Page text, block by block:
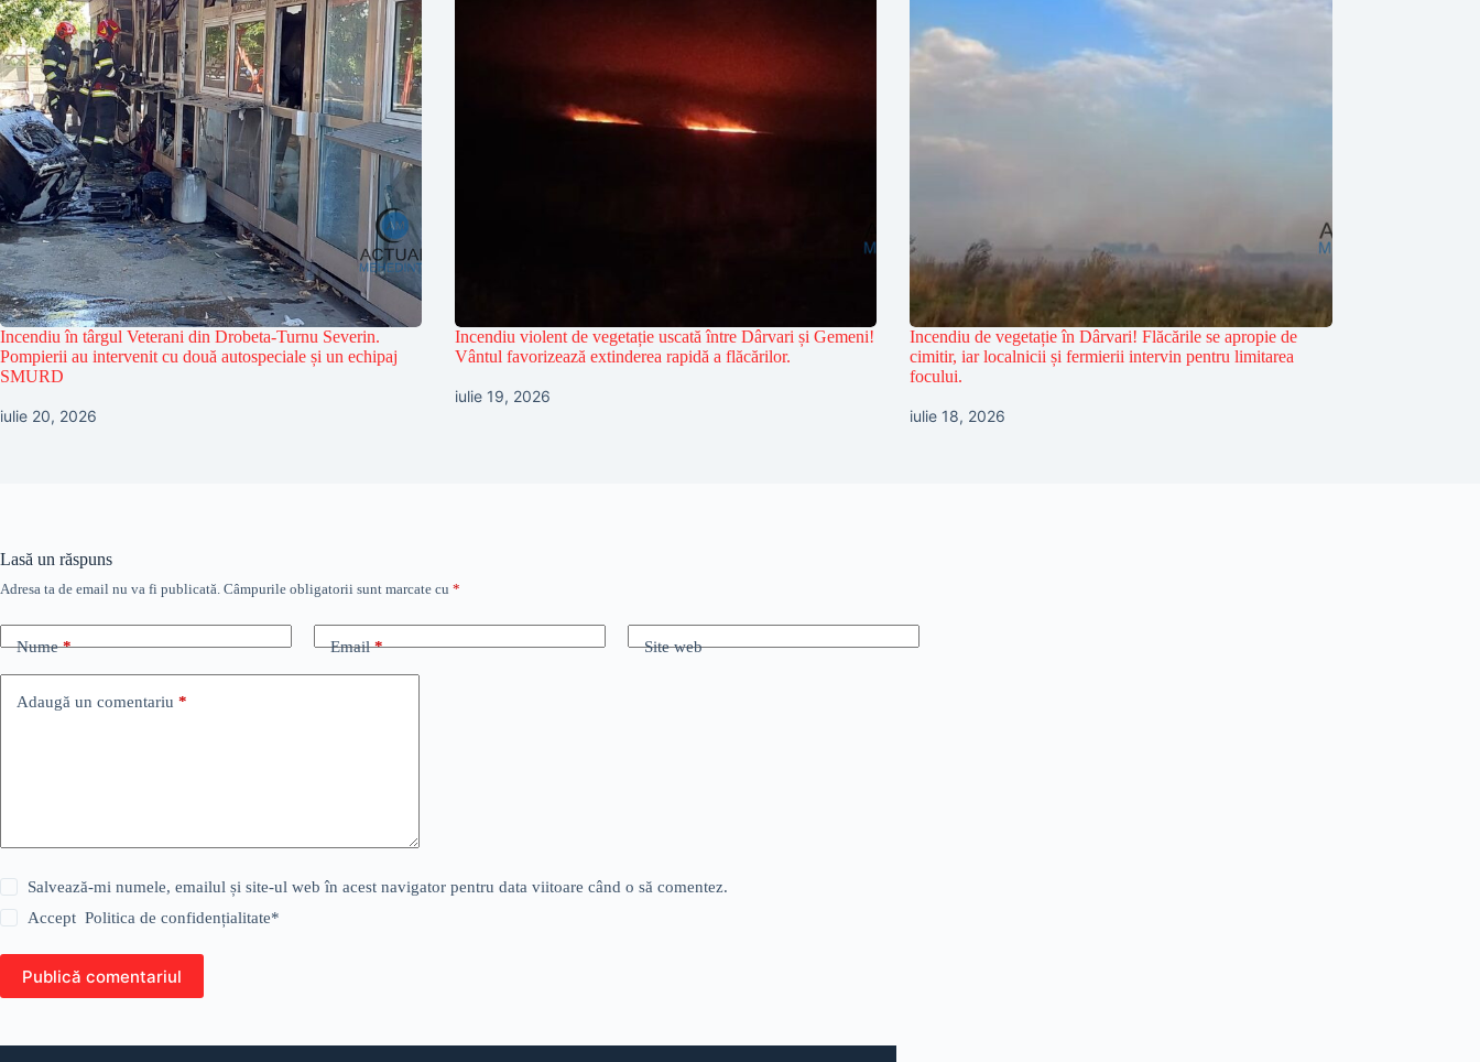
Incendiu în târgul Veterani din Drobeta-Turnu Severin.
Pompierii au intervenit cu două autospeciale și un echipaj
SMURD
iulie 20, 2026
Incendiu violent de vegetație uscată între Dârvari și Gemeni!
Vântul favorizează extinderea rapidă a flăcărilor.
iulie 19, 2026
Incendiu de vegetație în Dârvari! Flăcările se apropie de
cimitir, iar localnicii și fermierii intervin pentru limitarea
focului.
iulie 18, 2026
Lasă un răspuns
Adresa ta de email nu va fi publicată. Câmpurile obligatorii sunt marcate cu *
Nume* Email* Site web
Adaugă un comentariu *
Salvează-mi numele, emailul și site-ul web în acest navigator pentru data viitoare când o să comentez.
AcceptPolitica de confidențialitate*
Publică comentariul